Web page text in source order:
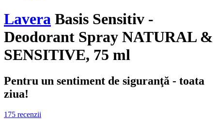
Lavera Basis Sensitiv -
Deodorant Spray NATURAL &
SENSITIVE, 75 ml
Pentru un sentiment de siguranţă - toata
ziua!
175 recenzii